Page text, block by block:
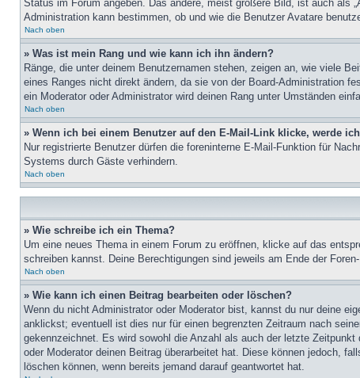
Status im Forum angeben. Das andere, meist größere Bild, ist auch als
Administration kann bestimmen, ob und wie die Benutzer Avatare
Nach oben
» Was ist mein Rang und wie kann ich ihn ändern?
Ränge, die unter deinem Benutzernamen stehen, zeigen an, wie viele
eines Ranges nicht direkt ändern, da sie von der Board-Administration
ein Moderator oder Administrator wird deinen Rang unter Umständen
Nach oben
» Wenn ich bei einem Benutzer auf den E-Mail-Link klicke, werde
Nur registrierte Benutzer dürfen die foreninterne E-Mail-Funktion für
Systems durch Gäste verhindern.
Nach oben
» Wie schreibe ich ein Thema?
Um eine neues Thema in einem Forum zu eröffnen, klicke auf das
schreiben kannst. Deine Berechtigungen sind jeweils am Ende der
Nach oben
» Wie kann ich einen Beitrag bearbeiten oder löschen?
Wenn du nicht Administrator oder Moderator bist, kannst du nur deine
anklickst; eventuell ist dies nur für einen begrenzten Zeitraum nach
gekennzeichnet. Es wird sowohl die Anzahl als auch der letzte
oder Moderator deinen Beitrag überarbeitet hat. Diese können jedoch,
löschen können, wenn bereits jemand darauf geantwortet hat.